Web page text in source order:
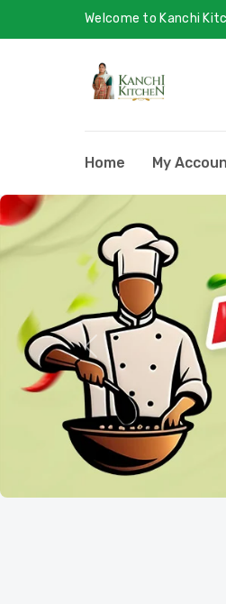
Welcome to Kanchi
Home My